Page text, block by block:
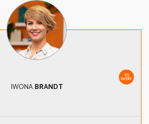
93
OFERT
IWONABRANDT